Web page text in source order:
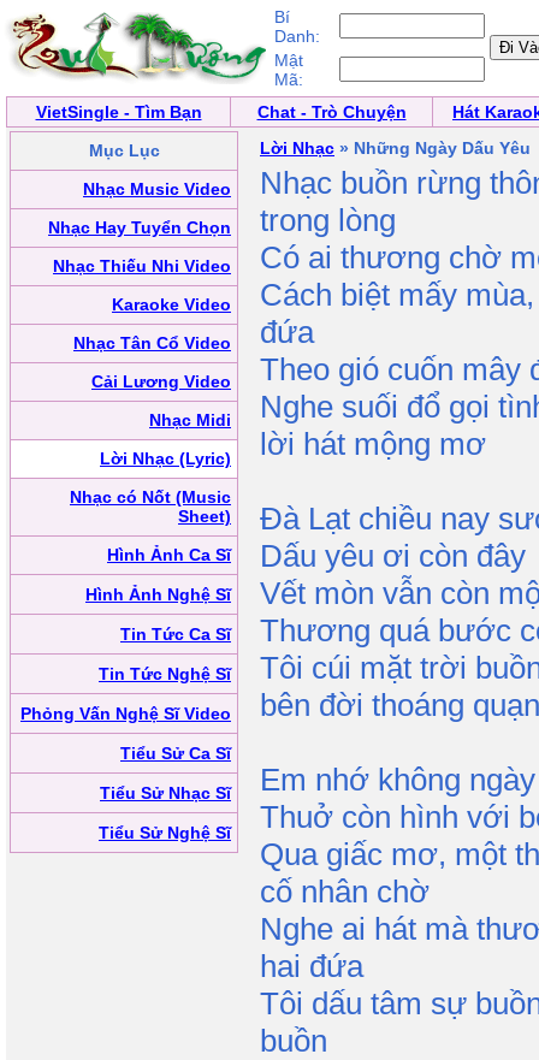
Bí
Danh:
Mật
Mã:
VietSingle - Tìm Bạn
Chat - Trò Chuyện
Hát
Mục Lục
Nhạc Music Video
Nhạc Hay Tuyển Chọn
Nhạc Thiếu Nhi Video
Karaoke Video
Nhạc Tân Cổ Video
Cải Lương Video
Nhạc Midi
Lời Nhạc (Lyric)
Nhạc có Nốt (Music
Sheet)
Hình Ảnh Ca Sĩ
Hình Ảnh Nghệ Sĩ
Tin Tức Ca Sĩ
Tin Tức Nghệ Sĩ
Phỏng Vấn Nghệ Sĩ Video
Tiểu Sử Ca Sĩ
Tiểu Sử Nhạc Sĩ
Tiểu Sử Nghệ Sĩ
Lời Nhạc » Những Ngày Dấu Yêu
Nhạc buồn rừng
trong lòng
Có ai thương chờ
Cách biệt mấy
đứa
Theo gió cuốn mây
Nghe suối đổ gọi
lời hát mộng mơ
Đà Lạt chiều nay
Dấu yêu ơi còn đây
Vết mòn vẫn còn
Thương quá bước
Tôi cúi mặt trời
bên đời thoáng
Em nhớ không
Thuở còn hình với
Qua giấc mơ, một
cố nhân chờ
Nghe ai hát mà
hai đứa
Tôi dấu tâm sự
buồn